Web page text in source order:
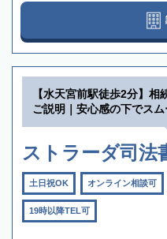
【水天宮前駅徒歩2分】相
ご説明｜安心感の下でス
ストラーダ司法
土日祝OK オンライン相談可
19時以降TEL可